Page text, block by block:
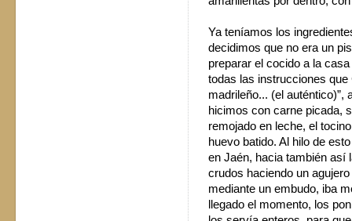
Ya teníamos los
decidimos que no era un
preparar el cocido a la
todas las instrucciones que
madrileño... (el auténtico)”,
hicimos con carne picada,
remojado en leche, el
huevo batido. Al hilo de
en Jaén, hacia también así
crudos haciendo un
mediante un embudo, iba
llegado el momento, los